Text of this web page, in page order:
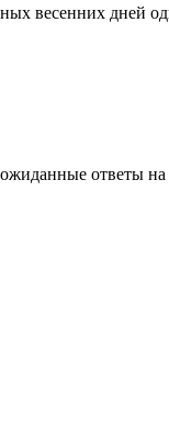
весенних дней
ответы на